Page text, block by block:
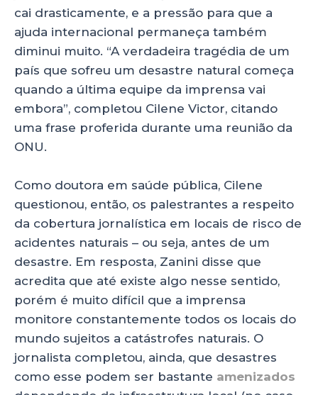
cai drasticamente, e a pressão para que a
ajuda internacional permaneça também
diminui muito. “A verdadeira tragédia de um
país que sofreu um desastre natural começa
quando a última equipe da imprensa vai
embora”, completou Cilene Victor, citando
uma frase proferida durante uma reunião da
ONU.
Como doutora em saúde pública, Cilene
questionou, então, os palestrantes a respeito
da cobertura jornalística em locais de risco de
acidentes naturais – ou seja, antes de um
desastre. Em resposta, Zanini disse que
acredita que até existe algo nesse sentido,
porém é muito difícil que a imprensa
monitore constantemente todos os locais do
mundo sujeitos a catástrofes naturais. O
jornalista completou, ainda, que desastres
como esse podem ser bastante amenizados